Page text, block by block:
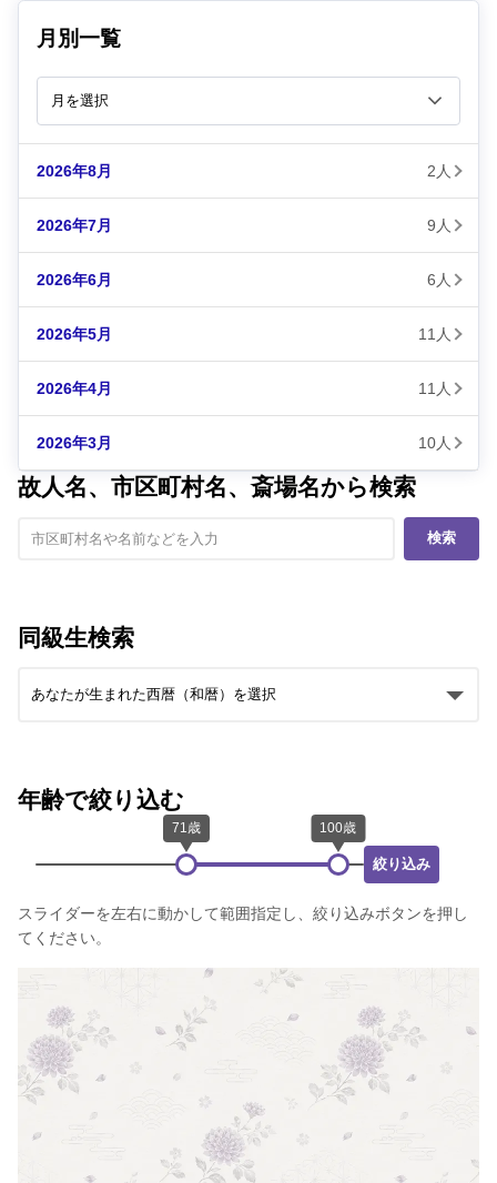
月別一覧
2026年8月 2人
2026年7月 9人
2026年6月 6人
2026年5月 11人
2026年4月 11人
2026年3月 10人
故人名、市区町村名、斎場名から検索
検索
同級生検索
年齢で絞り込む
絞り込み
スライダーを左右に動かして範囲指定し、絞り込みボタンを押し
てください。